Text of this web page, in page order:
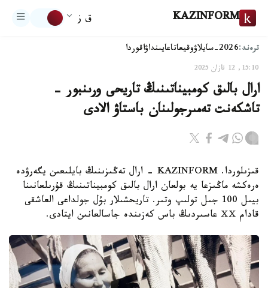
KAZINFORM ق ز
ترەند:2026-سايلاۋ وقيعاتاعايىنداۋاقوردا
15:10, 12 قازان 2025
ارال بالىق كومبيناتىنىڭ تاريحى ورىنبور -
تاشكەنت تەمىرجولىنان باستاۋ الادى
قىزىلوردا. KAZINFORM - ارال تەڭىزىنىڭ بايلىعىن يگەرۋدە
ەرەكشە ماڭىزعا يە بولعان ارال بالىق كومبيناتىنىڭ قۇرىلعانىنا
بيىل 100 جىل تولىپ وتىر. تاريحشىلار بۇل جولداعى العاشقى
قادام ⅩⅩ عاسىردىڭ باس كەزىندە جاسالعانىن ايتادى.